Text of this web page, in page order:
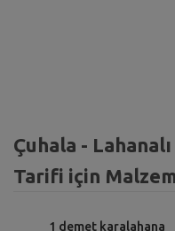
Çuhala -
Tarifi için
1 demet karalahana